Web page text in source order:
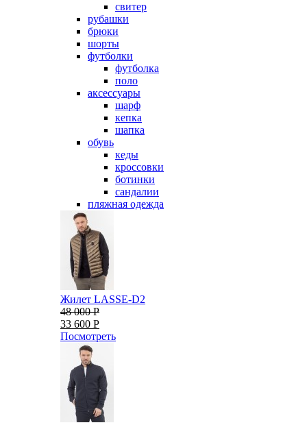
свитер
рубашки
брюки
шорты
футболки
футболка
поло
аксессуары
шарф
кепка
шапка
обувь
кеды
кроссовки
ботинки
сандалии
пляжная одежда
Жилет LASSE-D2
48 000 Р
33 600 Р
Посмотреть